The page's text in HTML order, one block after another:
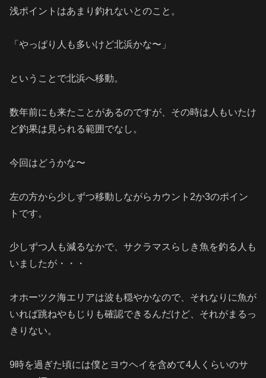
浅ポイントはあまり釣れないとのこと。
「やっぱり人も多いけど北浜かな〜」
ということで北浜へ移動。
数年前にも来たことがあるのですが、その時は人もいたけ
ど釣果は見られる範囲でなし。
今回はどうかな〜
左の方から少しずつ移動しながらカウント2か3のポイン
トです。
少しずつ人も減るなかで、サクラマスらしき魚を釣る人も
いましたが・・・
オホーツク海エリアは波も穏やかなので、それなりに魚が
いれば跳ねやもじりも確認できるんだけど、それがまるっ
きりない。
9時を過ぎた頃には僕とヨウヘイを含めて4人くらいのサ